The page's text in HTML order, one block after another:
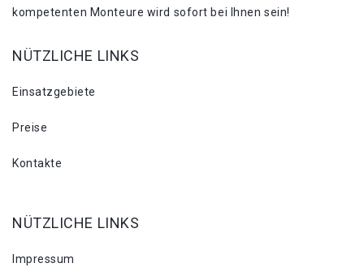
kompetenten Monteure wird sofort bei Ihnen sein!
NÜTZLICHE LINKS
Einsatzgebiete
Preise
Kontakte
NÜTZLICHE LINKS
Impressum